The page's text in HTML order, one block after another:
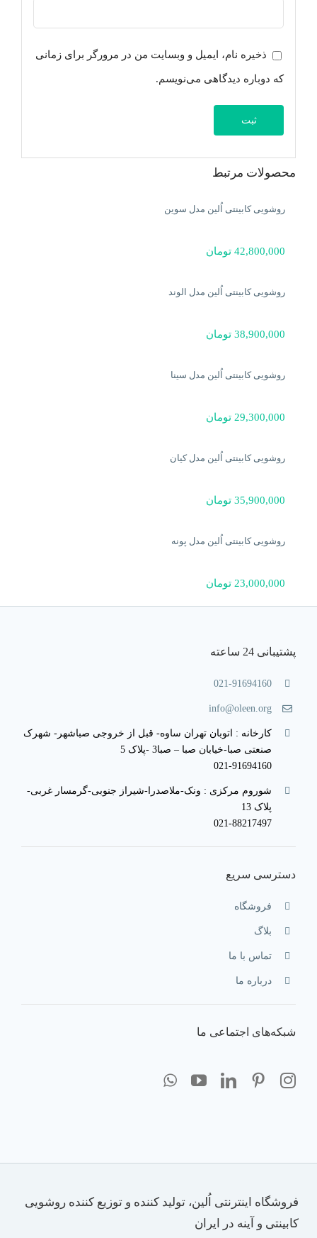
ذخیره نام، ایمیل و وبسایت من در مرورگر برای زمانی
که دوباره دیدگاهی می‌نویسم.
محصولات مرتبط
روشویی کابینتی اُلین مدل سوین
42,800,000 تومان
روشویی کابینتی اُلین مدل الوند
38,900,000 تومان
روشویی کابینتی اُلین مدل سینا
29,300,000 تومان
روشویی کابینتی اُلین مدل کیان
35,900,000 تومان
روشویی کابینتی اُلین مدل پونه
23,000,000 تومان
پشتیبانی 24 ساعته
021-91694160
info@oleen.org
کارخانه : اتوبان تهران ساوه- قبل از خروجی صباشهر- شهرک
صنعتی صبا-خیابان صبا – صبا3 -پلاک 5
021-91694160
شوروم مرکزی : ونک-ملاصدرا-شیراز جنوبی-گرمسار غربی-
پلاک 13
021-88217497
دسترسی سریع
فروشگاه
بلاگ
تماس با ما
درباره ما
شبکه‌های اجتماعی ما
فروشگاه اینترنتی اُلین، تولید کننده و توزیع کننده روشویی
کابینتی و آینه در ایران